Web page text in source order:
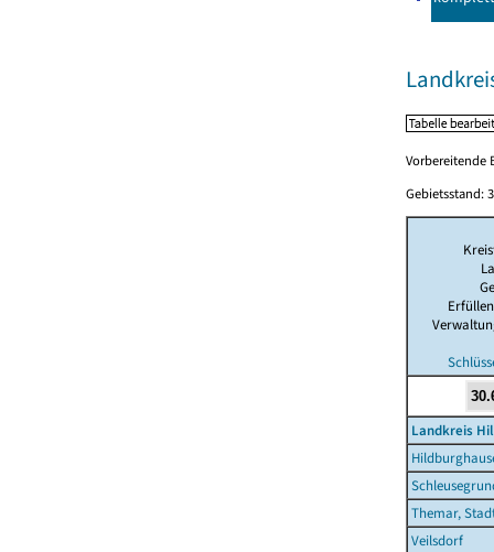
Vorbereitende
Gebietsstand:
Landkreis
Themar,
Veilsdorf